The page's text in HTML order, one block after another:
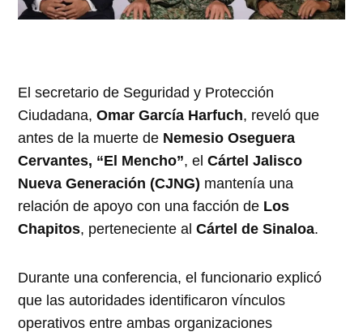
El secretario de Seguridad y Protección
Ciudadana,Omar García Harfuch, reveló que
antes de la muerte de Nemesio Oseguera
Cervantes, “El Mencho”, elCártel Jalisco
Nueva Generación (CJNG) mantenía una
relación de apoyo con una facción de Los
Chapitos, perteneciente alCártel de Sinaloa.
Durante una conferencia, el funcionario explicó
que las autoridades identificaron vínculos
operativos entre ambas organizaciones